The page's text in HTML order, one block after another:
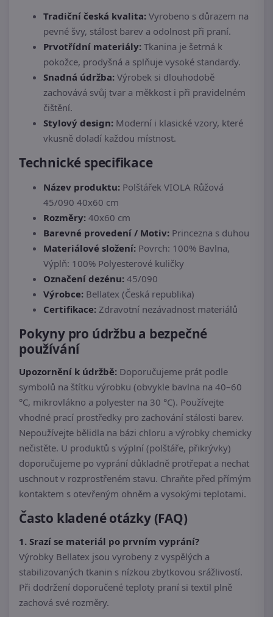
Tradiční česká kvalita: Vyrobeno s důrazem na
pevné švy, stálost barev a odolnost při praní.
Prvotřídní materiály: Tkanina je šetrná k
pokožce, prodyšná a splňuje vysoké standardy.
Snadná údržba: Výrobek si dlouhodobě
zachovává svůj tvar a měkkost i při pravidelném
čištění.
Stylový design: Moderní i klasické vzory, které
vkusně doladí každou místnost.
Technické specifikace
Název produktu: Polštářek VIOLA Růžová
45/090 40x60 cm
Rozměry: 40x60 cm
Barevné provedení / Motiv: Princezna s duhou
Materiálové složení: Povrch: 100% Bavlna,
Výplň: 100% Polyesterové kuličky
Označení dezénu: 45/090
Výrobce: Bellatex (Česká republika)
Certifikace: Zdravotní nezávadnost materiálů
Pokyny pro údržbu a bezpečné
používání
Upozornění k údržbě: Doporučujeme prát podle
symbolů na štítku výrobku (obvykle bavlna na 40–60
°C, mikrovlákno a polyester na 30 °C). Používejte
vhodné prací prostředky pro zachování stálosti barev.
Nepoužívejte bělidla na bázi chloru a výrobky chemicky
nečistěte. U produktů s výplní (polštáře, přikrývky)
doporučujeme po vyprání důkladně protřepat a nechat
uschnout v rozprostřeném stavu. Chraňte před přímým
kontaktem s otevřeným ohněm a vysokými teplotami.
Často kladené otázky (FAQ)
1. Srazí se materiál po prvním vyprání?
Výrobky Bellatex jsou vyrobeny z vyspělých a
stabilizovaných tkanin s nízkou zbytkovou srážlivostí.
Při dodržení doporučené teploty praní si textil plně
zachová své rozměry.